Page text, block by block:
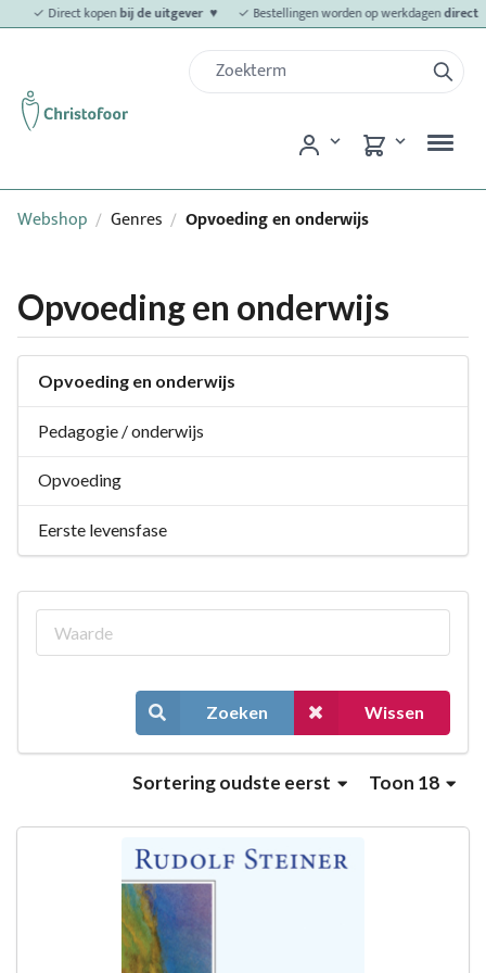
✓ Direct kopenbij de uitgever ♥ ✓ Bestellingen worden op werkdagendirect
Webshop / Genres / Opvoeding en onderwijs
Opvoeding en onderwijs
Opvoeding en onderwijs
Pedagogie / onderwijs
Opvoeding
Eerste levensfase
Zoeken Wissen
Toon 18
Sorteringoudste eerst